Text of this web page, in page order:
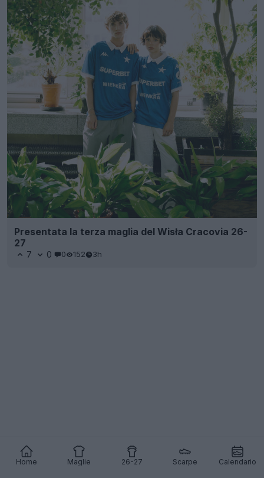
Home Maglie 26-27 Scarpe Calendario
Presentata la terza maglia del Wisła Cracovia 26-
27
7 0 0 152 3h